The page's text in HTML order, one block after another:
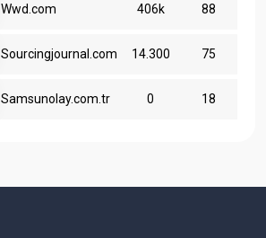
Wwd.com 406k 88
Sourcingjournal.com 14.300 75
Samsunolay.com.tr 0 18